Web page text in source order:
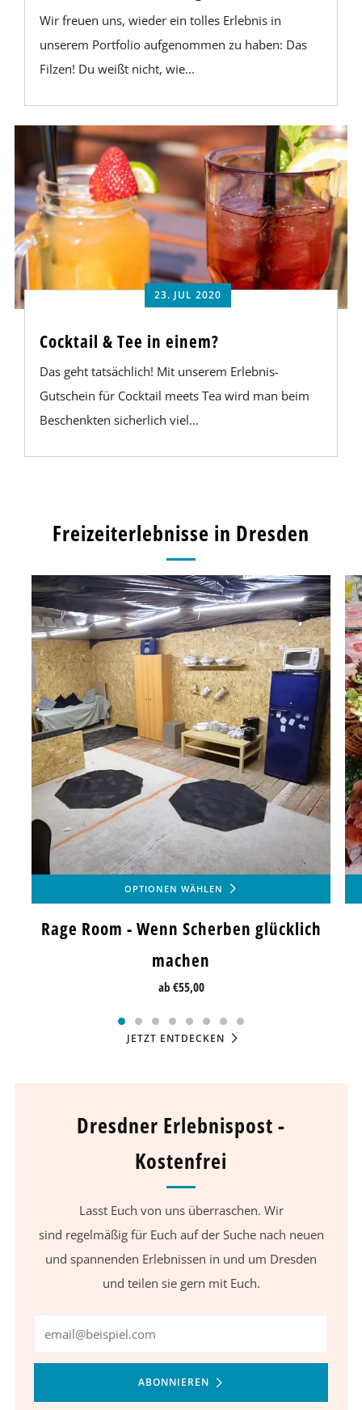
Wir freuen uns, wieder ein tolles Erlebnis in
unserem Portfolio aufgenommen zu haben: Das
Filzen! Du weißt nicht, wie...
23. JUL 2020
Cocktail & Tee in einem?
Das geht tatsächlich! Mit unserem Erlebnis-
Gutschein für Cocktail meets Tea wird man beim
Beschenkten sicherlich viel...
Freizeiterlebnisse in Dresden
OPTIONEN WÄHLEN
Rage Room - Wenn Scherben glücklich
machen
ab €55,00
JETZT ENTDECKEN
Dresdner Erlebnispost -
Kostenfrei
Lasst Euch von uns überraschen. Wir
sind regelmäßig für Euch auf der Suche nach neuen
und spannenden Erlebnissen in und um Dresden
und teilen sie gern mit Euch.
ABONNIEREN